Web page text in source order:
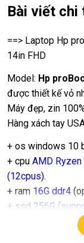
Bài viết chi
==> Laptop Hp
14in FHD
Model: Hp
được thiết kế vỏ
Máy đẹp, zin
Hàng xách tay
+ os windows 10
+ cpu AMD
(12cpus).
+ ram 16G ddr4
+ ssd 256G
14in IPS
AMD